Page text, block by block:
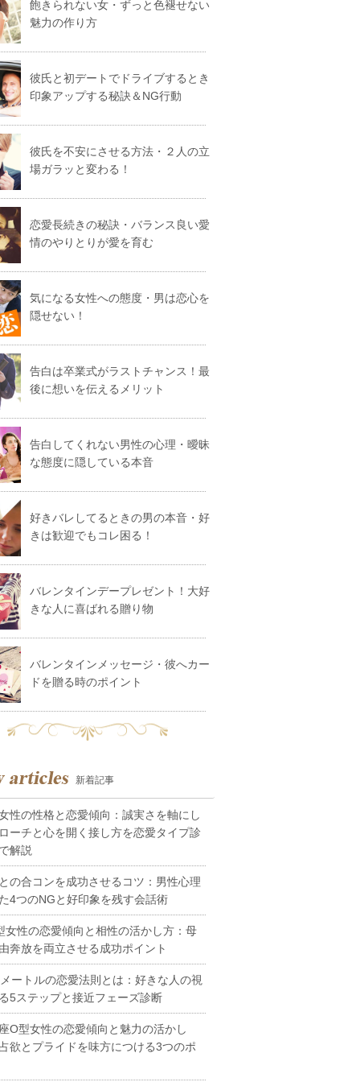
飽きられない女・ずっと色褪せない
魅力の作り方
彼氏と初デートでドライブするとき
印象アップする秘訣＆NG行動
彼氏を不安にさせる方法・２人の立
場ガラッと変わる！
恋愛長続きの秘訣・バランス良い愛
情のやりとりが愛を育む
気になる女性への態度・男は恋心を
隠せない！
告白は卒業式がラストチャンス！最
後に想いを伝えるメリット
告白してくれない男性の心理・曖昧
な態度に隠している本音
好きバレしてるときの男の本音・好
きは歓迎でもコレ困る！
バレンタインデープレゼント！大好
きな人に喜ばれる贈り物
バレンタインメッセージ・彼へカー
ドを贈る時のポイント
新着記事
性の性格と恋愛傾向：誠実さを軸にし
ーチと心を開く接し方を恋愛タイプ診
解説
の合コンを成功させるコツ：男性心理
4つのNGと好印象を残す会話術
女性の恋愛傾向と相性の活かし方：母
奔放を両立させる成功ポイント
ートルの恋愛法則とは：好きな人の視
5ステップと接近フェーズ診断
O型女性の恋愛傾向と魅力の活かし
欲とプライドを味方につける3つのポ